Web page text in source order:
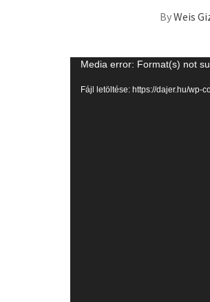
ByWeis
Videólejátszó
Media error: Format(s) not
Fájl letöltése: https://dajer.hu/wp-